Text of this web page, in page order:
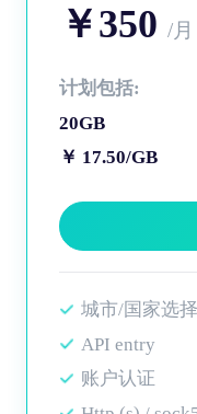
￥350 /月
计划包括:
20GB
￥ 17.50/GB
城市/国家选择
API entry
账户认证